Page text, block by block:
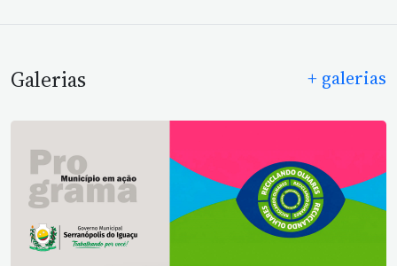
Galerias + galerias